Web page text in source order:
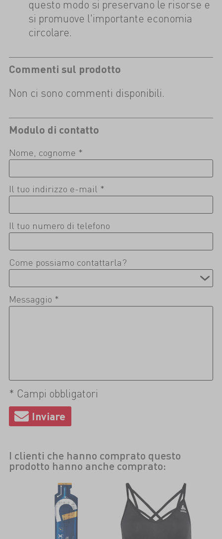
questo modo si preservano le risorse e
si promuove l'importante economia
circolare.
Commenti sul prodotto
Non ci sono commenti disponibili.
Modulo di contatto
Nome, cognome *
Il tuo indirizzo e-mail *
Il tuo numero di telefono
Come possiamo contattarla?
Messaggio *
* Campi obbligatori
I clienti che hanno comprato questo
prodotto hanno anche comprato: